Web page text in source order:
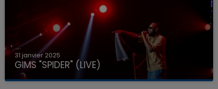
31 janvier 2025
GIMS "SPIDER" (LIVE)